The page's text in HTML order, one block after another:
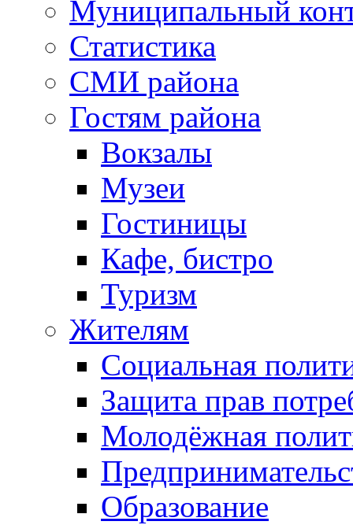
Муниципальный
Статистика
СМИ района
Гостям района
Вокзалы
Музеи
Гостиницы
Кафе, бистро
Туризм
Жителям
Социальная
Защита прав
Молодёжная
Образование